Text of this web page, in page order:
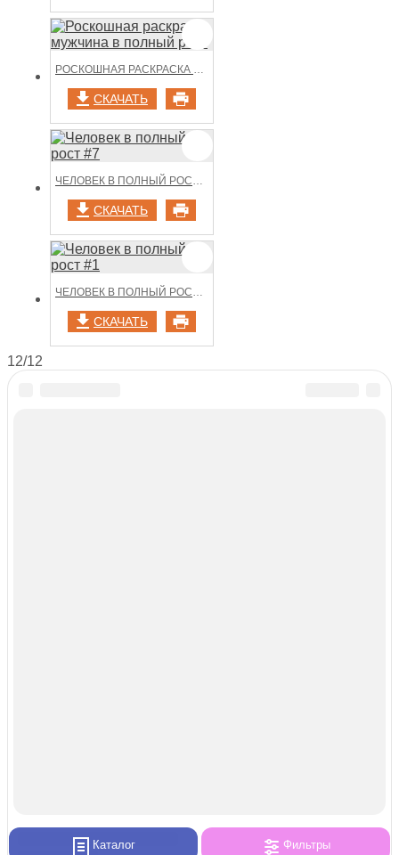
РОСКОШНАЯ РАСКРАСКА МУЖЧИНА В ПОЛНЫЙ РОСТ
СКАЧАТЬ
ЧЕЛОВЕК В ПОЛНЫЙ РОСТ #7
СКАЧАТЬ
ЧЕЛОВЕК В ПОЛНЫЙ РОСТ #1
СКАЧАТЬ
12/12
Каталог Фильтры